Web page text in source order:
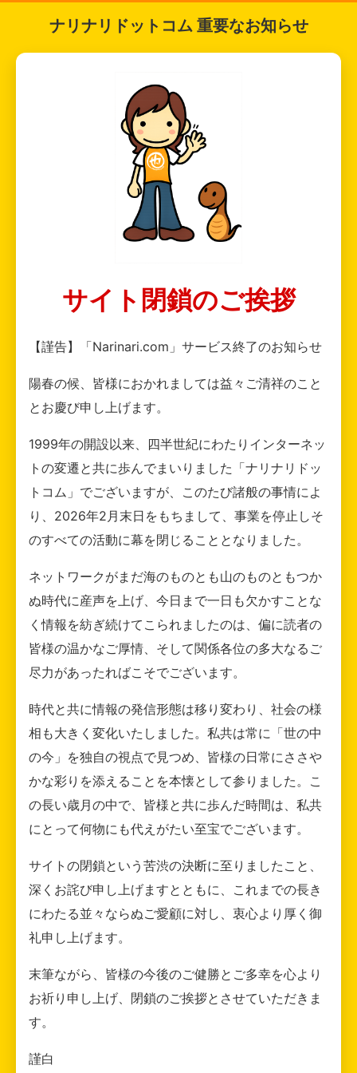
ナリナリドットコム 重要なお知らせ
サイト閉鎖のご挨拶
【謹告】「Narinari.com」サービス終了のお知らせ
陽春の候、皆様におかれましては益々ご清祥のこと
とお慶び申し上げます。
1999年の開設以来、四半世紀にわたりインターネッ
トの変遷と共に歩んでまいりました「ナリナリドッ
トコム」でございますが、このたび諸般の事情によ
り、2026年2月末日をもちまして、事業を停止しそ
のすべての活動に幕を閉じることとなりました。
ネットワークがまだ海のものとも山のものともつか
ぬ時代に産声を上げ、今日まで一日も欠かすことな
く情報を紡ぎ続けてこられましたのは、偏に読者の
皆様の温かなご厚情、そして関係各位の多大なるご
尽力があったればこそでございます。
時代と共に情報の発信形態は移り変わり、社会の様
相も大きく変化いたしました。私共は常に「世の中
の今」を独自の視点で見つめ、皆様の日常にささや
かな彩りを添えることを本懐として参りました。こ
の長い歳月の中で、皆様と共に歩んだ時間は、私共
にとって何物にも代えがたい至宝でございます。
サイトの閉鎖という苦渋の決断に至りましたこと、
深くお詫び申し上げますとともに、これまでの長き
にわたる並々ならぬご愛顧に対し、衷心より厚く御
礼申し上げます。
末筆ながら、皆様の今後のご健勝とご多幸を心より
お祈り申し上げ、閉鎖のご挨拶とさせていただきま
す。
謹白